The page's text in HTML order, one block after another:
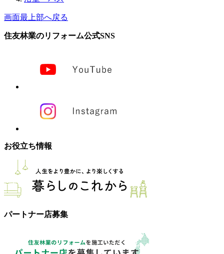
画面最上部へ戻る
住友林業のリフォーム公式SNS
お役立ち情報
パートナー店募集